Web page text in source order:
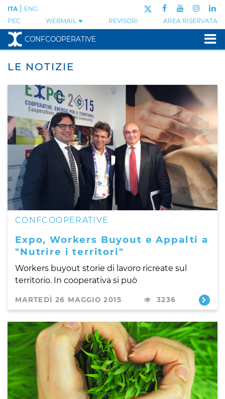
PEC WEBMAIL REVISORI AREA RISERVATA
ITA ENG
CONFCOOPERATIVE
LE NOTIZIE
CONFCOOPERATIVE
Expo, Workers Buyout e Appalti a
"Nutrire i territori"
Workers buyout storie di lavoro ricreate sul
territorio. In cooperativa si può
MARTEDÌ 26 MAGGIO 2015 3236